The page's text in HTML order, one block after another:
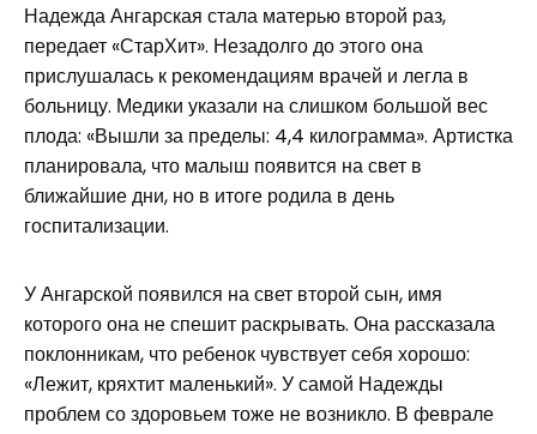
Надежда Ангарская стала матерью второй раз,
передает «СтарХит». Незадолго до этого она
прислушалась к рекомендациям врачей и легла в
больницу. Медики указали на слишком большой вес
плода: «Вышли за пределы: 4,4 килограмма». Артистка
планировала, что малыш появится на свет в
ближайшие дни, но в итоге родила в день
госпитализации.
У Ангарской появился на свет второй сын, имя
которого она не спешит раскрывать. Она рассказала
поклонникам, что ребенок чувствует себя хорошо:
«Лежит, кряхтит маленький». У самой Надежды
проблем со здоровьем тоже не возникло. В феврале